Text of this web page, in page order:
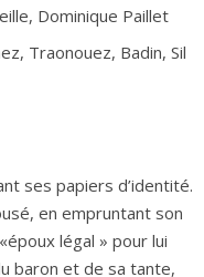
Dominique Paillet
Traonouez, Badin, Sil
ses papiers d’identité.
en empruntant son
légal » pour lui
baron et de sa tante,